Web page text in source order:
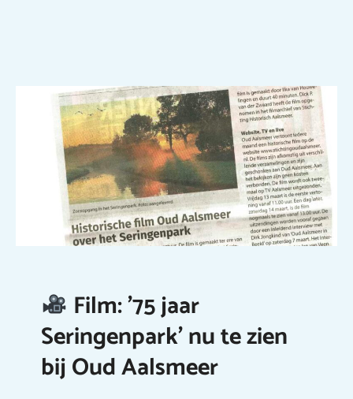
Film: ’75 jaar
Seringenpark’ nu te zien
bij Oud Aalsmeer